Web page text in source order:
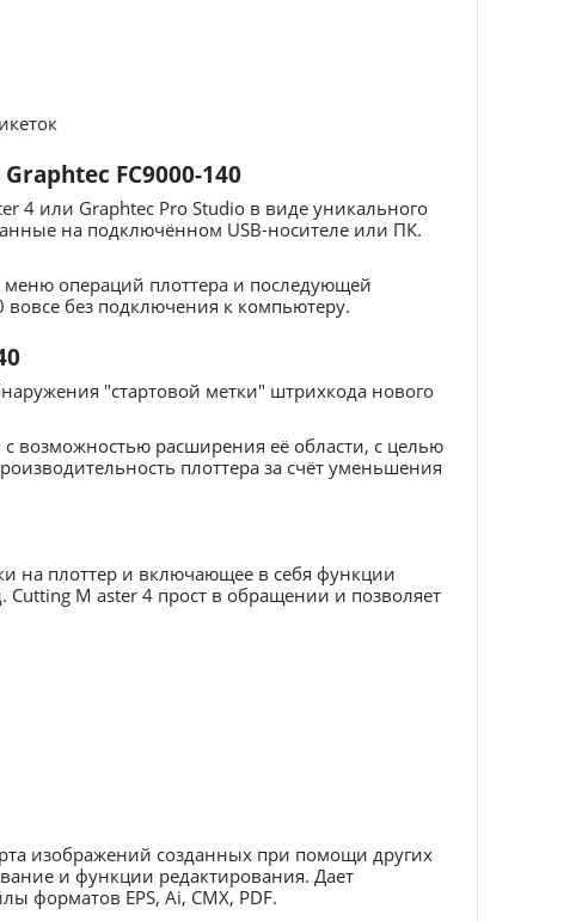
FC9000-140
или Graphtec Pro Studio в виде уникального
на подключённом USB-носителе или ПК.
операций плоттера и последующей
вовсе без подключения к компьютеру.
"стартовой метки" штрихкода нового
возможностью расширения её области, с целью
плоттера за счёт уменьшения
на плоттер и включающее в себя функции
Cutting M aster 4 прост в обращении и позволяет
изображений созданных при помощи других
и функции редактирования. Дает
форматов EPS, Ai, CMX, PDF.